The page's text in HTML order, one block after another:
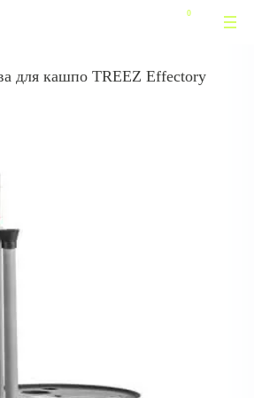
для кашпо TREEZ Effectory